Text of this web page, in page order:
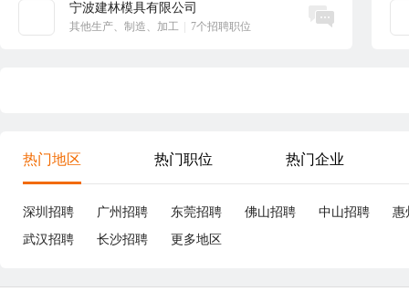
宁波建林模具有限公司
其他生产、制造、加工 7个招聘职位
立即沟通
热门地区 热门职位 热门企业
深圳招聘 广州招聘 东莞招聘 佛山招聘 中山招聘
惠
武汉招聘
长沙招聘 更多地区